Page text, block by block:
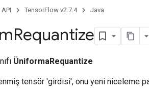
API TensorFlow v2.7.4 Java
Requantize
ÜniformaRequantize
tensör 'girdisi', onu yeni niceleme